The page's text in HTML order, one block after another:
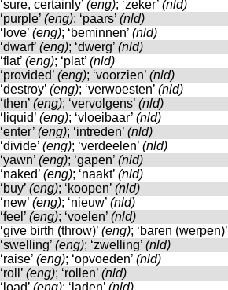
‘sure, certainly’ (eng); ‘zeker’ (nld)
‘purple’ (eng); ‘paars’ (nld)
‘love’ (eng); ‘beminnen’ (nld)
‘dwarf’ (eng); ‘dwerg’ (nld)
‘flat’ (eng); ‘plat’ (nld)
‘provided’ (eng); ‘voorzien’ (nld)
‘destroy’ (eng); ‘verwoesten’ (nld)
‘then’ (eng); ‘vervolgens’ (nld)
‘liquid’ (eng); ‘vloeibaar’ (nld)
‘enter’ (eng); ‘intreden’ (nld)
‘divide’ (eng); ‘verdeelen’ (nld)
‘yawn’ (eng); ‘gapen’ (nld)
‘naked’ (eng); ‘naakt’ (nld)
‘buy’ (eng); ‘koopen’ (nld)
‘new’ (eng); ‘nieuw’ (nld)
‘feel’ (eng); ‘voelen’ (nld)
‘give birth (throw)’ (eng); ‘baren (werpen)’
‘swelling’ (eng); ‘zwelling’ (nld)
‘raise’ (eng); ‘opvoeden’ (nld)
‘roll’ (eng); ‘rollen’ (nld)
‘load’ (eng); ‘laden’ (nld)